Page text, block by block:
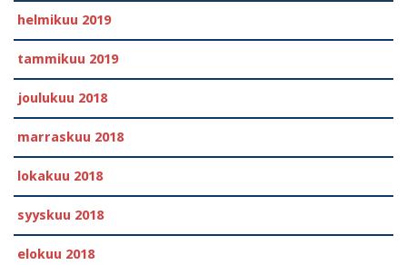
helmikuu 2019
tammikuu 2019
joulukuu 2018
marraskuu 2018
lokakuu 2018
syyskuu 2018
elokuu 2018